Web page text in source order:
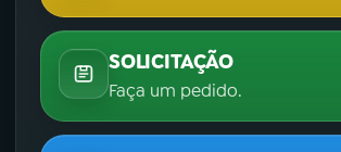
SOLICITAÇÃO
Faça um pedido.